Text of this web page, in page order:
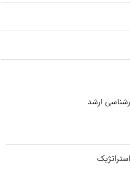
ارشد